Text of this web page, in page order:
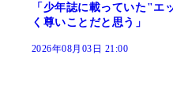
「少年誌に載っていた"エ
く尊いことだと思う」
2026年08月03日 21:00